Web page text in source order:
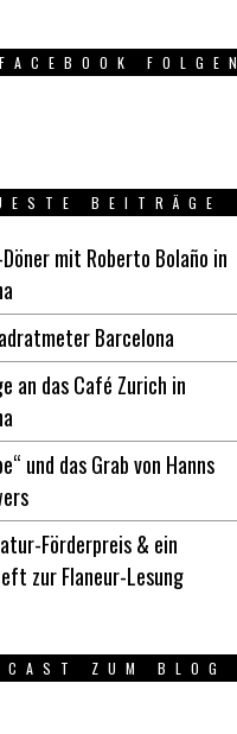
FOLGEN
BEITRÄGE
mit Roberto Bolaño in
Barcelona
an das Café Zurich in
und das Grab von Hanns
Förderpreis & ein
zur Flaneur-Lesung
ZUM BLOG